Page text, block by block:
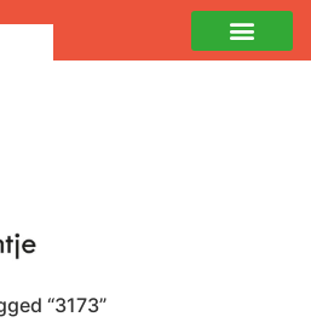
“3173”